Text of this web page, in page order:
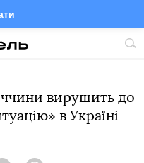
Twitter
вирушить до
в Україні